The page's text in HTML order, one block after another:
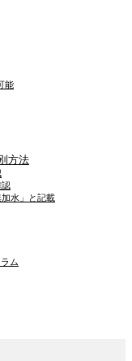
能
方法
認
水」と記載
ム